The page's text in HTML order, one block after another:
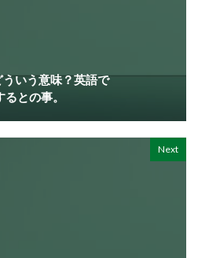
いう意味？英語で
との事。
Next